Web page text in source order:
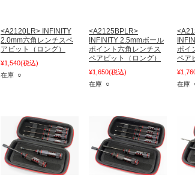
<A2120LR> INFINITY
2.0mm六角レンチスペ
アビット（ロング）
¥1,540(税込)
在庫 ○
<A2125BPLR>
INFINITY 2.5mmボール
ポイント六角レンチス
ペアビット（ロング）
¥1,650(税込)
在庫 ○
ポイ
ペア
在庫